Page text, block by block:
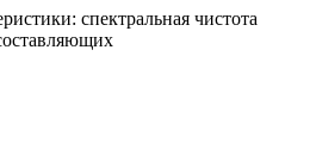
спектральная чистота